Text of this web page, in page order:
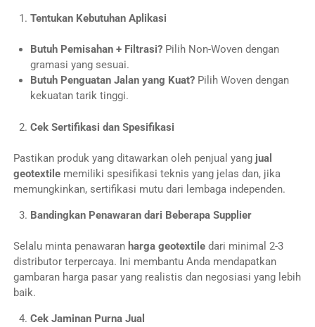
Tentukan Kebutuhan Aplikasi
Butuh Pemisahan + Filtrasi?Pilih Non-Woven dengan
gramasi yang sesuai.
Butuh Penguatan Jalan yang Kuat?Pilih Woven dengan
kekuatan tarik tinggi.
Cek Sertifikasi dan Spesifikasi
Pastikan produk yang ditawarkan oleh penjual yang jual
geotextilememiliki spesifikasi teknis yang jelas dan, jika
memungkinkan, sertifikasi mutu dari lembaga independen.
Bandingkan Penawaran dari Beberapa Supplier
Selalu minta penawaran harga geotextiledari minimal 2-3
distributor terpercaya. Ini membantu Anda mendapatkan
gambaran harga pasar yang realistis dan negosiasi yang lebih
baik.
Cek Jaminan Purna Jual